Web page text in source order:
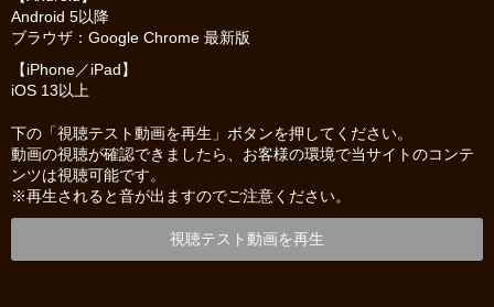
Android 5以降
ブラウザ：Google Chrome 最新版
【iPhone／iPad】
iOS 13以上
下の「視聴テスト動画を再生」ボタンを押してください。
動画の視聴が確認できましたら、お客様の環境で当サイトのコンテ
ンツは視聴可能です。
※再生されると音が出ますのでご注意ください。
視聴テスト動画を再生